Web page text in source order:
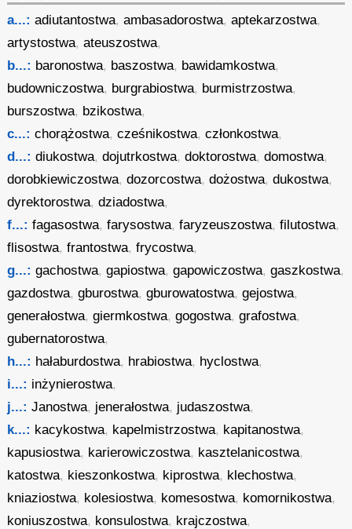
a...: adiutantostwa,ambasadorostwa,aptekarzostwa,
artystostwa,ateuszostwa,
b...: baronostwa, baszostwa, bawidamkostwa,
budowniczostwa, burgrabiostwa, burmistrzostwa,
burszostwa, bzikostwa,
c...: chorążostwa,cześnikostwa,członkostwa,
d...: diukostwa,dojutrkostwa,doktorostwa,domostwa,
dorobkiewiczostwa,dozorcostwa,dożostwa,dukostwa,
dyrektorostwa,dziadostwa,
f...: fagasostwa,farysostwa,faryzeuszostwa,filutostwa,
flisostwa,frantostwa,frycostwa,
g...: gachostwa,gapiostwa,gapowiczostwa,gaszkostwa,
gazdostwa,gburostwa,gburowatostwa,gejostwa,
generałostwa,giermkostwa,gogostwa,grafostwa,
gubernatorostwa,
h...: hałaburdostwa, hrabiostwa, hyclostwa,
i...: inżynierostwa,
j...: Janostwa, jenerałostwa, judaszostwa,
k...: kacykostwa, kapelmistrzostwa, kapitanostwa,
kapusiostwa, karierowiczostwa, kasztelanicostwa,
katostwa, kieszonkostwa, kiprostwa, klechostwa,
kniaziostwa, kolesiostwa, komesostwa, komornikostwa,
koniuszostwa, konsulostwa, krajczostwa,